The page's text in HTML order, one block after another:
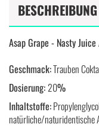
BESCHREIBUNG
Asap Grape - Nasty
Geschmack:Trauben
Dosierung:20%
Inhaltstoffe:
natürliche/naturidentische